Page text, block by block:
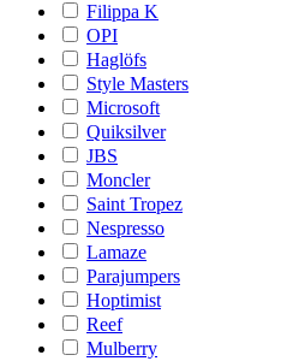
Filippa K
OPI
Haglöfs
Style Masters
Microsoft
Quiksilver
JBS
Moncler
Saint Tropez
Nespresso
Lamaze
Parajumpers
Hoptimist
Reef
Mulberry